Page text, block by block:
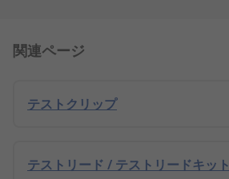
関連ページ
テストクリップ
テストリード / テストリードキット